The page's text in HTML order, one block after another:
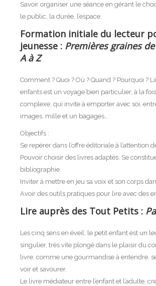
Savoir organiser une séance en gérant le
le public, la durée, l’espace.
Formation initiale du lecteur
jeunesse : Premières graines
A à Z
Comment ? Quoi ? Où ? Quand ? Pourquoi ?
enfants est un voyage bien particulier, à la
complexe, qui invite à emporter avec soi,
images, mille et un bagages…
Objectifs :
Se repérer dans l’offre éditoriale à l’attention
Pouvoir choisir des livres adaptés. Se
bibliographie.
Inviter à mettre en jeu sa voix et son corps
Avoir des outils pratiques pour lire avec des
Lire auprès des Tout Petits :
Les cinq sens en éveil, le petit enfant est un
singulier, très vite plongé dans le plaisir du
livre, comme une gourmandise à entendre,
voir et savourer.
Le livre médiateur entre l’enfant et l’adulte,